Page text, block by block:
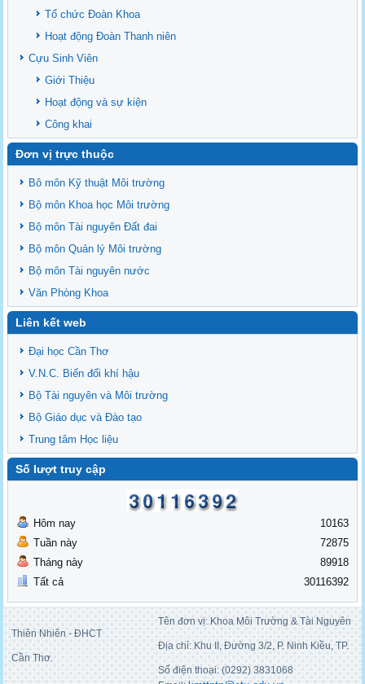
Ban chấp hành Đảng bộ khoa
Tổ chức Đoàn Khoa
Hoạt động Đoàn Thanh niên
Cựu Sinh Viên
Giới Thiệu
Hoạt động và sự kiện
Công khai
Đơn vị trực thuộc
Bô môn Kỹ thuật Môi trường
Bộ môn Khoa học Môi trường
Bộ môn Tài nguyên Đất đai
Bộ môn Quản lý Môi trường
Bộ môn Tài nguyên nước
Văn Phòng Khoa
Liên kết web
Đại học Cần Thơ
V.N.C. Biến đổi khí hậu
Bộ Tài nguyên và Môi trường
Bộ Giáo dục và Đào tạo
Trung tâm Học liệu
Số lượt truy cập
Hôm nay
Tuần này
Tháng này
Tất cả
10163
72875
89918
30116392
Tên đơn vị: Khoa Môi Trường & Tài Nguyên
Thiên Nhiên - ĐHCT
Địa chỉ: Khu II, Đường 3/2, P. Ninh Kiều, TP.
Cần Thơ.
Số điện thoại: (0292) 3831068